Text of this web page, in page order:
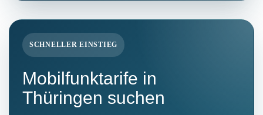
SCHNELLER EINSTIEG
Mobilfunktarife in
Thüringen suchen